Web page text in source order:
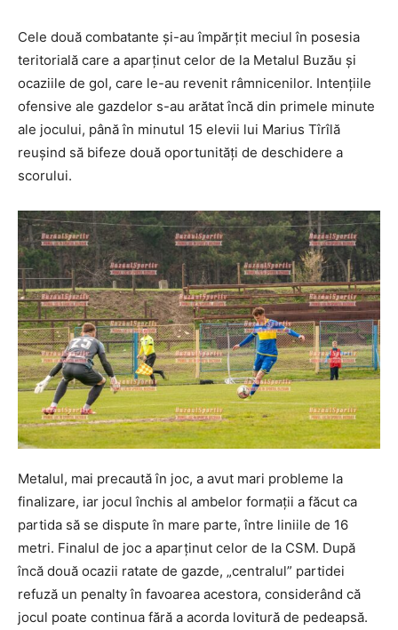
Cele două combatante şi-au împărţit meciul în posesia
teritorială care a aparţinut celor de la Metalul Buzău şi
ocaziile de gol, care le-au revenit râmnicenilor. Intenţiile
ofensive ale gazdelor s-au arătat încă din primele minute
ale jocului, până în minutul 15 elevii lui Marius Tîrîlă
reuşind să bifeze două oportunităţi de deschidere a
scorului.
Metalul, mai precaută în joc, a avut mari probleme la
finalizare, iar jocul închis al ambelor formaţii a făcut ca
partida să se dispute în mare parte, între liniile de 16
metri. Finalul de joc a aparţinut celor de la CSM. După
încă două ocazii ratate de gazde, „centralul” partidei
refuză un penalty în favoarea acestora, considerând că
jocul poate continua fără a acorda lovitură de pedeapsă.